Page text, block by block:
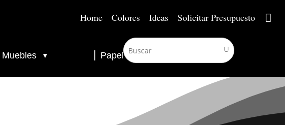
Home Colores Ideas Solicitar Presupuesto
Muebles ▼ Papel Pintado